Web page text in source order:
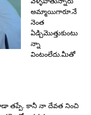
అమ్మాయిగారూ.నే
నెంత
ఏడ్చిమొత్తుకుంటు
న్నా
వింటంలేదు.మీతో
తప్పే. కానీ నా దేవత నించి